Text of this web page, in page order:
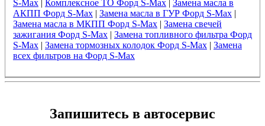
S-Max| Комплексное ТО Форд S-Max| Замена масла в
АКПП Форд S-Max| Замена масла в ГУР Форд S-Max|
Замена масла в МКПП Форд S-Max| Замена свечей
зажигания Форд S-Max| Замена топливного фильтра Форд
S-Max| Замена тормозных колодок Форд S-Max| Замена
всех фильтров на Форд S-Max
Запишитесь в автосервис